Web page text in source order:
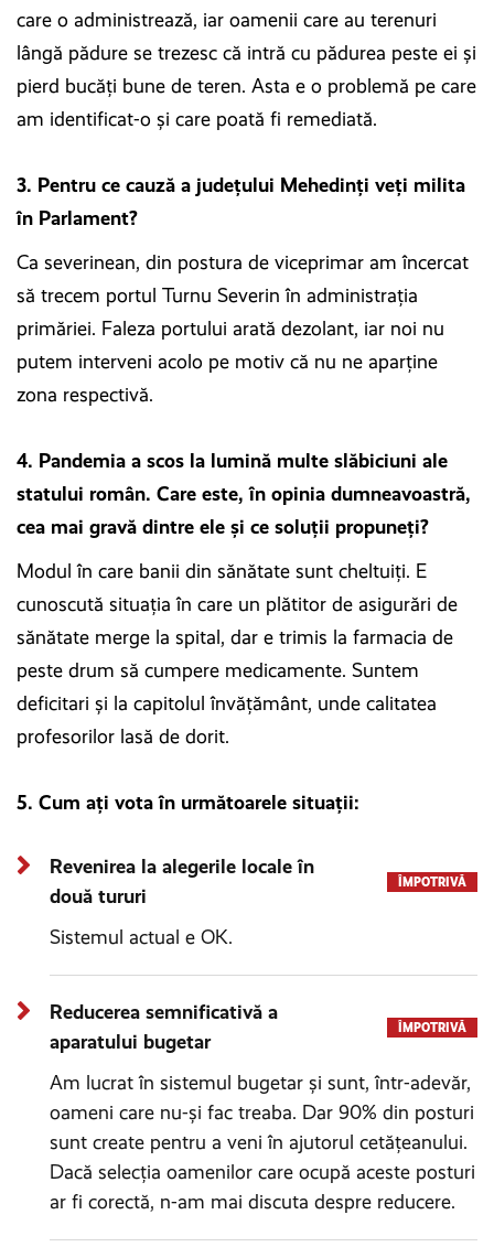
care o administrează, iar oamenii care au terenuri
lângă pădure se trezesc că intră cu pădurea peste ei și
pierd bucăți bune de teren. Asta e o problemă pe care
am identificat-o și care poată fi remediată.
3. Pentru ce cauză a județului Mehedinți veți milita
în Parlament?
Ca severinean, din postura de viceprimar am încercat
să trecem portul Turnu Severin în administrația
primăriei. Faleza portului arată dezolant, iar noi nu
putem interveni acolo pe motiv că nu ne aparține
zona respectivă.
4. Pandemia a scos la lumină multe slăbiciuni ale
statului român. Care este, în opinia dumneavoastră,
cea mai gravă dintre ele și ce soluții propuneți?
Modul în care banii din sănătate sunt cheltuiți. E
cunoscută situația în care un plătitor de asigurări de
sănătate merge la spital, dar e trimis la farmacia de
peste drum să cumpere medicamente. Suntem
deficitari și la capitolul învățământ, unde calitatea
profesorilor lasă de dorit.
5. Cum ați vota în următoarele situații:
Revenirea la alegerile locale în
două tururi
ÎMPOTRIVĂ
Sistemul actual e OK.
Reducerea semnificativă a
aparatului bugetar
ÎMPOTRIVĂ
Am lucrat în sistemul bugetar și sunt, într-adevăr,
oameni care nu-și fac treaba. Dar 90% din posturi
sunt create pentru a veni în ajutorul cetățeanului.
Dacă selecția oamenilor care ocupă aceste posturi
ar fi corectă, n-am mai discuta despre reducere.